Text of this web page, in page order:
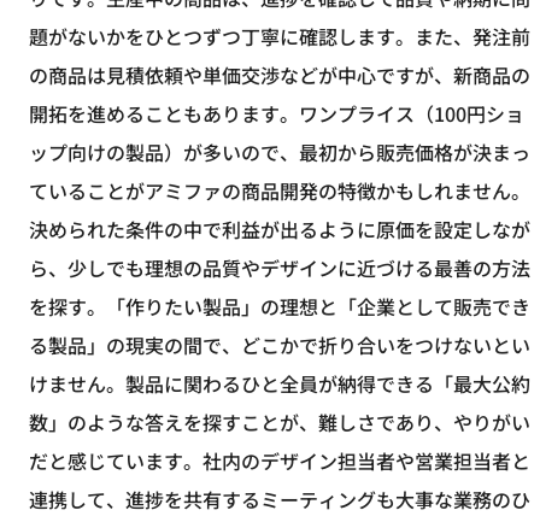
題がないかをひとつずつ丁寧に確認します。また、発注前
の商品は見積依頼や単価交渉などが中心ですが、新商品の
開拓を進めることもあります。ワンプライス（100円ショ
ップ向けの製品）が多いので、最初から販売価格が決まっ
ていることがアミファの商品開発の特徴かもしれません。
決められた条件の中で利益が出るように原価を設定しなが
ら、少しでも理想の品質やデザインに近づける最善の方法
を探す。「作りたい製品」の理想と「企業として販売でき
る製品」の現実の間で、どこかで折り合いをつけないとい
けません。製品に関わるひと全員が納得できる「最大公約
数」のような答えを探すことが、難しさであり、やりがい
だと感じています。社内のデザイン担当者や営業担当者と
連携して、進捗を共有するミーティングも大事な業務のひ